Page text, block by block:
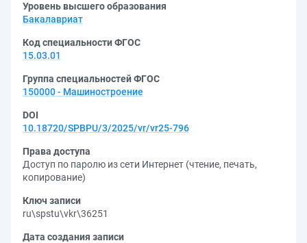
Уровень высшего образования
Бакалавриат
Код специальности ФГОС
15.03.01
Группа специальностей ФГОС
150000 - Машиностроение
DOI
10.18720/SPBPU/3/2025/vr/vr25-796
Права доступа
Доступ по паролю из сети Интернет (чтение, печать,
копирование)
Ключ записи
ru\spstu\vkr\36251
Дата создания записи